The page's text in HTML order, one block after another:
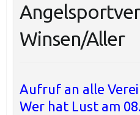
Winsen/Aller
Aufruf an alle
Wer hat Lust am